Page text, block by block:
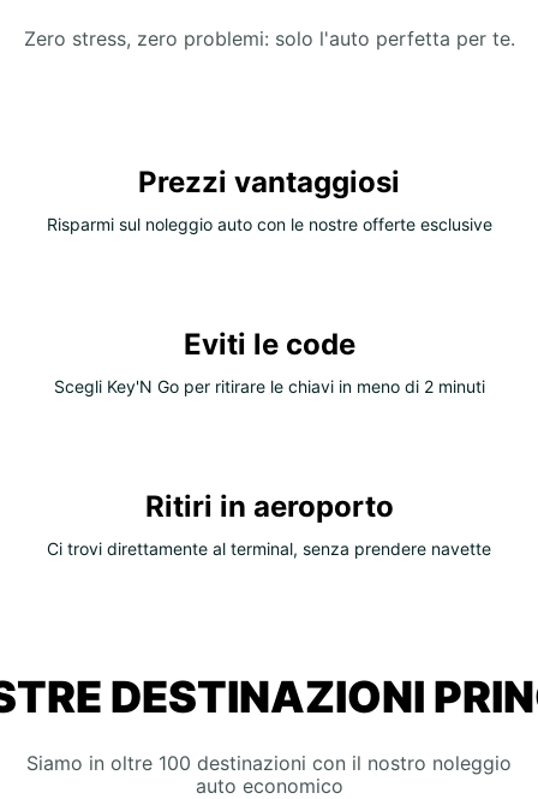
Zero stress, zero problemi: solo l'auto perfetta per te.
Prezzi vantaggiosi
Risparmi sul noleggio auto con le nostre offerte esclusive
Eviti le code
Scegli Key'N Go per ritirare le chiavi in meno di 2 minuti
Ritiri in aeroporto
Ci trovi direttamente al terminal, senza prendere navette
DESTINAZIONI
Siamo in oltre 100 destinazioni con il nostro noleggio
auto economico